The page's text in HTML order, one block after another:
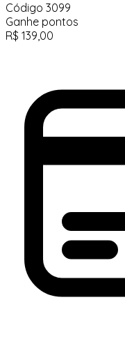
Código 3099
Ganhe pontos
R$ 139,00